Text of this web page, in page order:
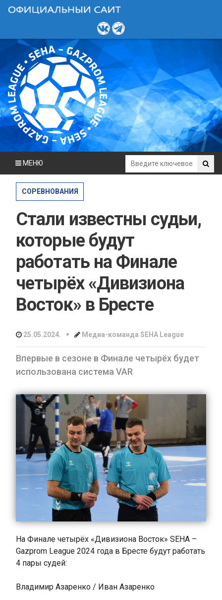
МЕНЮ
СОРЕВНОВАНИЯ
Стали известны судьи,
которые будут
работать на Финале
четырёх «Дивизиона
Восток» в Бресте
25.05.2024. • Медиа-команда SEHA League
Впервые в сезоне в Финале четырёх будет
использована система VAR
На Финале четырёх «Дивизиона Восток» SEHA –
Gazprom League 2024 года в Бресте будут работать
4 пары судей:
Владимир Азаренко / Иван Азаренко